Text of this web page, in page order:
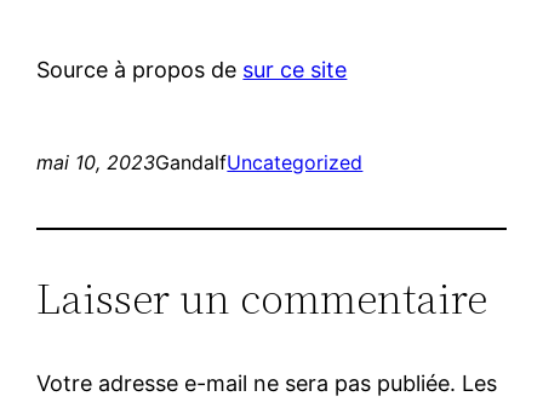
Source à propos de sur ce site
mai 10, 2023GandalfUncategorized
Laisser un commentaire
Votre adresse e-mail ne sera pas publiée. Les